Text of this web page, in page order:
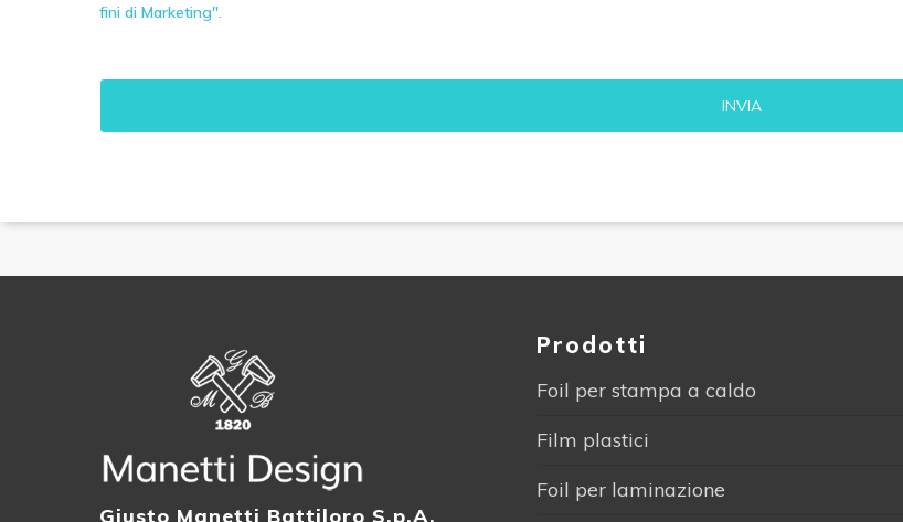
fini di Marketing".
Giusto Manetti Battiloro S.p.A.
Prodotti
Foil per stampa a caldo
Film plastici
Foil per laminazione